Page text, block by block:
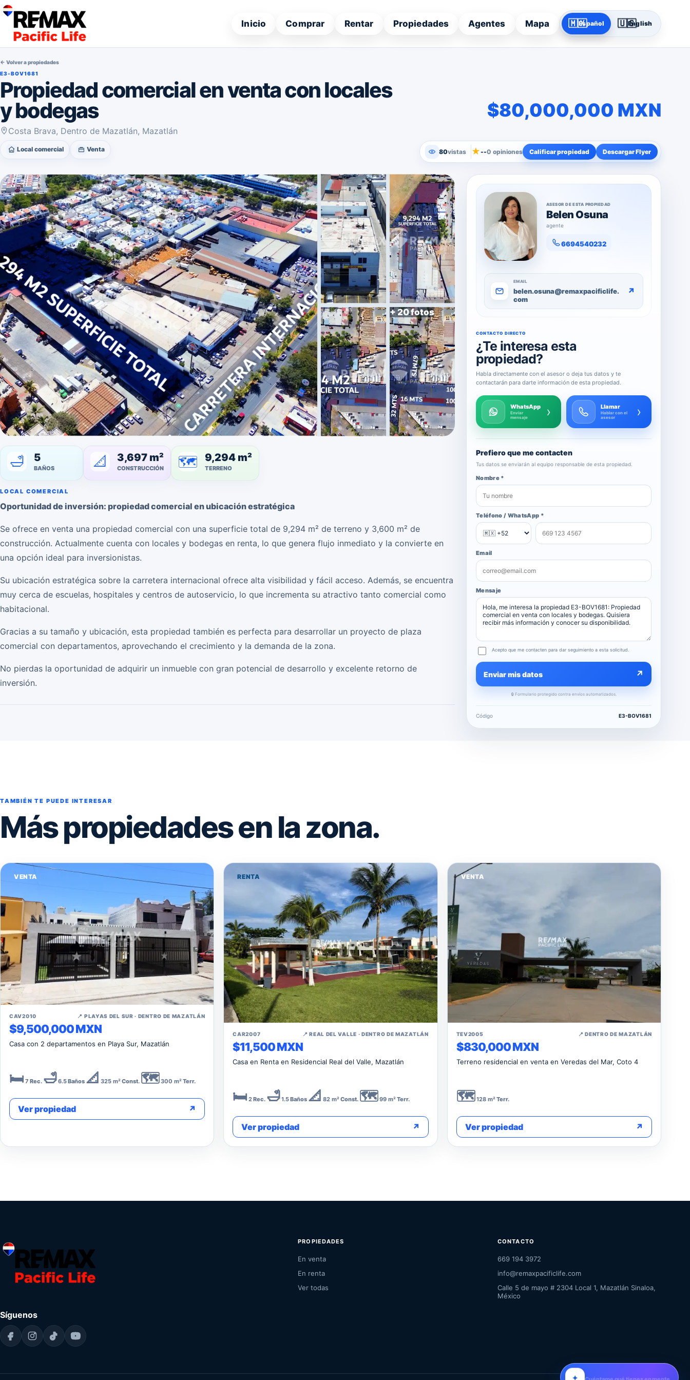
Inicio Comprar Rentar Propiedades Agentes Mapa 🇲🇽Español 🇺🇸English
← Volver a propiedades
E3-BOV1681
Propiedad comercial en venta con locales
y bodegas
Costa Brava, Dentro de Mazatlán, Mazatlán
Local comercial Venta 80vistas ★--0 opiniones Calificar propiedad Descargar Flyer
$80,000,000 MXN
+ 20 fotos
🛁 5
BAÑOS 📐 3,697 m²
CONSTRUCCIÓN 🗺️ 9,294 m²
TERRENO
LOCAL COMERCIAL
Oportunidad de inversión: propiedad comercial en ubicación estratégica
Se ofrece en venta una propiedad comercial con una superficie total de 9,294 m² de terreno y 3,600 m² de
construcción. Actualmente cuenta con locales y bodegas en renta, lo que genera flujo inmediato y la convierte en
una opción ideal para inversionistas.
Su ubicación estratégica sobre la carretera internacional ofrece alta visibilidad y fácil acceso. Además, se encuentra
muy cerca de escuelas, hospitales y centros de autoservicio, lo que incrementa su atractivo tanto comercial como
habitacional.
Gracias a su tamaño y ubicación, esta propiedad también es perfecta para desarrollar un proyecto de plaza
comercial con departamentos, aprovechando el crecimiento y la demanda de la zona.
No pierdas la oportunidad de adquirir un inmueble con gran potencial de desarrollo y excelente retorno de
inversión.
ASESOR DE ESTA PROPIEDAD
Belen Osuna
agente
6694540232
EMAIL
belen.osuna@remaxpacificlife.
com
↗
CONTACTO DIRECTO
¿Te interesa esta
propiedad?
Habla directamente con el asesor o deja tus datos y te
contactarán para darte información de esta propiedad.
WhatsApp
Enviar
mensaje
› Llamar
Hablar con el
asesor
›
Prefiero que me contacten
Tus datos se enviarán al equipo responsable de esta propiedad.
Nombre *
Teléfono / WhatsApp *
Email
Mensaje
Acepto que me contacten para dar seguimiento a esta solicitud.
Enviar mis datos ↗
🔒 Formulario protegido contra envíos automatizados.
Código E3-BOV1681
TAMBIÉN TE PUEDE INTERESAR
Más propiedades en la zona.
VENTA
↗
CAV2010 📍 PLAYAS DEL SUR · DENTRO DE MAZATLÁN
$9,500,000 MXN
Casa con 2 departamentos en Playa Sur, Mazatlán
🛏️ 7 Rec. 🛁6.5Baños 📐 325 m²Const. 🗺️300 m²Terr.
Ver propiedad ↗
RENTA
↗
CAR2007 📍 REAL DEL VALLE · DENTRO DE MAZATLÁN
$11,500 MXN
Casa en Renta en Residencial Real del Valle, Mazatlán
🛏️ 2Rec. 🛁1.5Baños 📐 82 m²Const. 🗺️99 m²Terr.
Ver propiedad ↗
VENTA
↗
TEV2005 📍 DENTRO DE MAZATLÁN
$830,000 MXN
Terreno residencial en venta en Veredas del Mar, Coto 4
🗺️128 m²Terr.
Ver propiedad ↗
Síguenos
PROPIEDADES
En venta
En renta
Ver todas
CONTACTO
669 194 3972
info@remaxpacificlife.com
Calle 5 de mayo # 2304 Local 1, Mazatlán Sinaloa,
México
✦ Cuéntame qué tienes en mente